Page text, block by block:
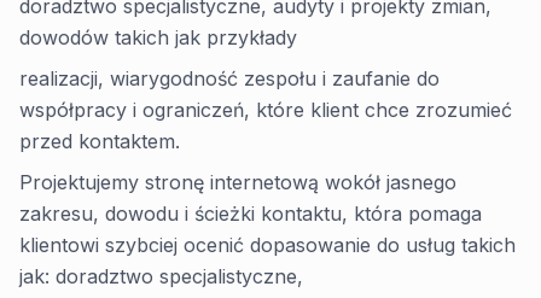
doradztwo specjalistyczne, audyty i projekty zmian,
dowodów takich jak przykłady
realizacji, wiarygodność zespołu i zaufanie do
współpracy i ograniczeń, które klient chce zrozumieć
przed kontaktem.
Projektujemy stronę internetową wokół jasnego
zakresu, dowodu i ścieżki kontaktu, która pomaga
klientowi szybciej ocenić dopasowanie do usług takich
jak: doradztwo specjalistyczne,